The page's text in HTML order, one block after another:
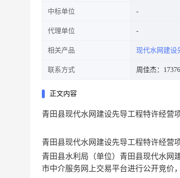
中标单位
代理单位
相关产品 现代水网建设
联系方式 周佳杰：
正文内容
青田县现代水网建设先导工程特许经营
青田县现代水网建设先导工程特许经营
青田县水利局 （单位） 青田县现代水网
市中介服务网上交易平台进行公开竞价